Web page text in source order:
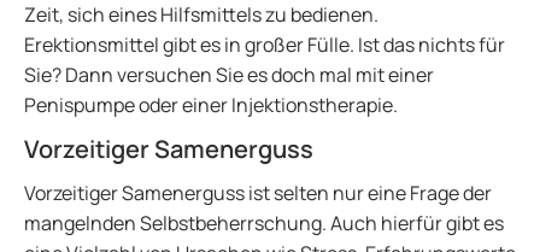
Zeit, sich eines Hilfsmittels zu bedienen.
Erektionsmittel gibt es in großer Fülle. Ist das nichts für
Sie? Dann versuchen Sie es doch mal mit einer
Penispumpe oder einer Injektionstherapie.
Vorzeitiger Samenerguss
Vorzeitiger Samenerguss ist selten nur eine Frage der
mangelnden Selbstbeherrschung. Auch hierfür gibt es